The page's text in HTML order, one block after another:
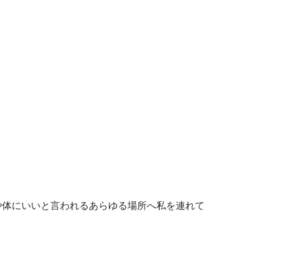
にいいと言われるあらゆる場所へ私を連れて